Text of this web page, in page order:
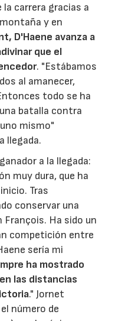
carrera gracias a
y en
D'Haene avanza a
que el
. "Estábamos
al amanecer,
todo se ha
batalla contra
mismo"
llegada.
a la llegada:
muy dura, que ha
Tras
conservar una
Ha sido un
competición entre
sería mi
ha mostrado
las distancias
." Jornet
número de